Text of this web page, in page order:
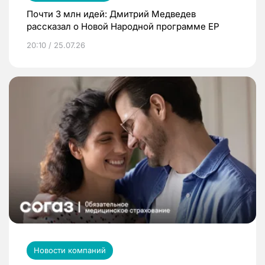
Почти 3 млн идей: Дмитрий Медведев
рассказал о Новой Народной программе ЕР
20:10 / 25.07.26
Новости компаний